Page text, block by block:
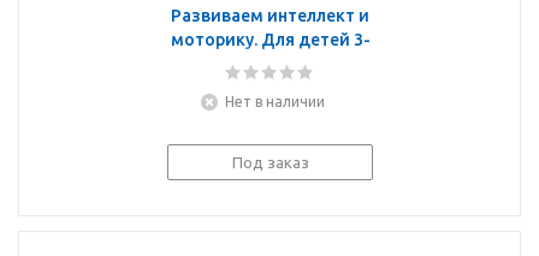
Развиваем интеллект и
моторику. Для детей 3-
4 лет
Нет в наличии
Под заказ